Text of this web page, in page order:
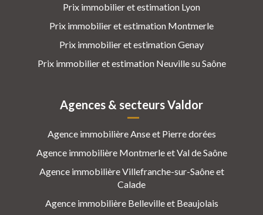
Prix immobilier et estimation Lyon
Prix immobilier et estimation Montmerle
Prix immobilier et estimation Genay
Prix immobilier et estimation Neuville su Saône
Agences & secteurs Valdor
Agence immobilière Anse et Pierre dorées
Agence immobilière Montmerle et Val de Saône
Agence immobilière Villefranche-sur-Saône et
Calade
Agence immobilière Belleville et Beaujolais